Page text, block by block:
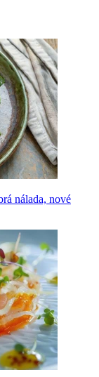
nálada, nové